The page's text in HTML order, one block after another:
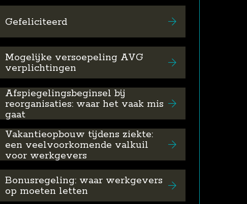
Gefeliciteerd
Mogelijke versoepeling AVG
verplichtingen
Afspiegelingsbeginsel bij
reorganisaties: waar het vaak mis
gaat
Vakantieopbouw tijdens ziekte:
een veelvoorkomende valkuil
voor werkgevers
Bonusregeling: waar werkgevers
op moeten letten